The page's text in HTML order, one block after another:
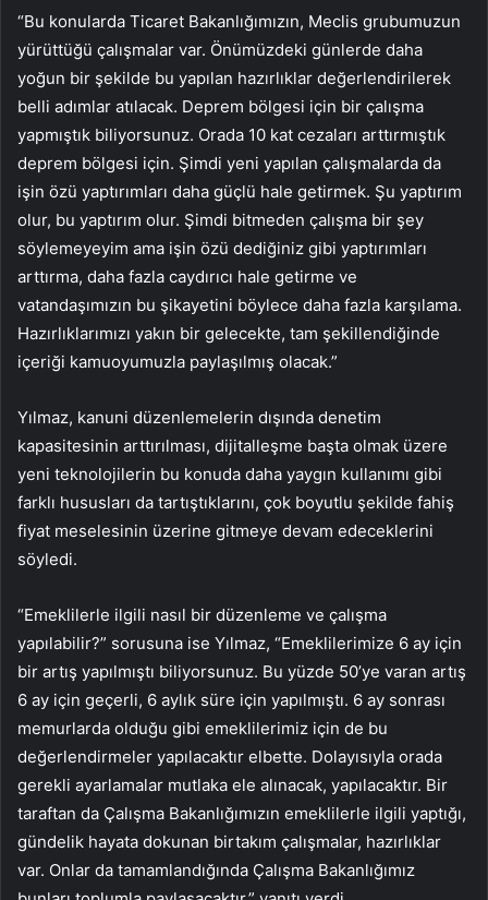
“Bu konularda Ticaret Bakanlığımızın, Meclis grubumuzun
yürüttüğü çalışmalar var. Önümüzdeki günlerde daha
yoğun bir şekilde bu yapılan hazırlıklar değerlendirilerek
belli adımlar atılacak. Deprem bölgesi için bir çalışma
yapmıştık biliyorsunuz. Orada 10 kat cezaları arttırmıştık
deprem bölgesi için. Şimdi yeni yapılan çalışmalarda da
işin özü yaptırımları daha güçlü hale getirmek. Şu yaptırım
olur, bu yaptırım olur. Şimdi bitmeden çalışma bir şey
söylemeyeyim ama işin özü dediğiniz gibi yaptırımları
arttırma, daha fazla caydırıcı hale getirme ve
vatandaşımızın bu şikayetini böylece daha fazla karşılama.
Hazırlıklarımızı yakın bir gelecekte, tam şekillendiğinde
içeriği kamuoyumuzla paylaşılmış olacak.”
Yılmaz, kanuni düzenlemelerin dışında denetim
kapasitesinin arttırılması, dijitalleşme başta olmak üzere
yeni teknolojilerin bu konuda daha yaygın kullanımı gibi
farklı hususları da tartıştıklarını, çok boyutlu şekilde fahiş
fiyat meselesinin üzerine gitmeye devam edeceklerini
söyledi.
“Emeklilerle ilgili nasıl bir düzenleme ve çalışma
yapılabilir?” sorusuna ise Yılmaz, “Emeklilerimize 6 ay için
bir artış yapılmıştı biliyorsunuz. Bu yüzde 50’ye varan artış
6 ay için geçerli, 6 aylık süre için yapılmıştı. 6 ay sonrası
memurlarda olduğu gibi emeklilerimiz için de bu
değerlendirmeler yapılacaktır elbette. Dolayısıyla orada
gerekli ayarlamalar mutlaka ele alınacak, yapılacaktır. Bir
taraftan da Çalışma Bakanlığımızın emeklilerle ilgili yaptığı,
gündelik hayata dokunan birtakım çalışmalar, hazırlıklar
var. Onlar da tamamlandığında Çalışma Bakanlığımız